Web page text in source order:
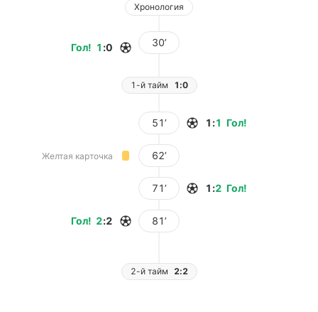
Хронология
Гол! 1 :0 30’
1-й тайм 1:0
51’ Гол!
1 :1
Желтая карточка 62’
71’ Гол!
1 :2
Гол! 2:2 81’
2-й тайм 2:2